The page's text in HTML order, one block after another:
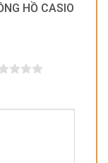
HỒ CASIO